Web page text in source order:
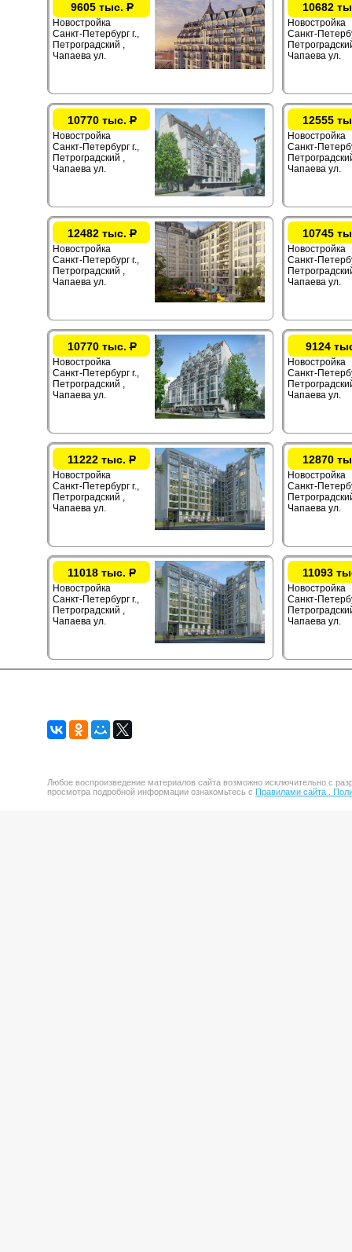
9605 тыс.Р
Новостройка
Санкт-Петербург г.,
Петроградский ,
Чапаева ул.
10682
Новостройка
Санкт-
Чапаева ул.
10770 тыс.Р
Новостройка
Санкт-Петербург г.,
Петроградский ,
Чапаева ул.
12555
Новостройка
Санкт-
Чапаева ул.
12482 тыс.Р
Новостройка
Санкт-Петербург г.,
Петроградский ,
Чапаева ул.
10745
Новостройка
Санкт-
Чапаева ул.
10770 тыс.Р
Новостройка
Санкт-Петербург г.,
Петроградский ,
Чапаева ул.
9124
Новостройка
Санкт-
Чапаева ул.
11222 тыс. Р
Новостройка
Санкт-Петербург г.,
Петроградский ,
Чапаева ул.
12870
Новостройка
Санкт-
Чапаева ул.
11018 тыс. Р
Новостройка
Санкт-Петербург г.,
Петроградский ,
Чапаева ул.
11093
Новостройка
Санкт-
Чапаева ул.
Любое воспроизведение материалов сайта возможно исключительно с
просмотра подробной информации ознакомьтесь с Правилами сайта .